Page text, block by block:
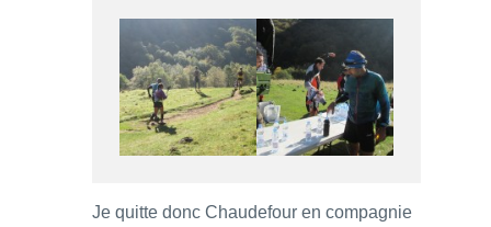
Je quitte donc Chaudefour en compagnie